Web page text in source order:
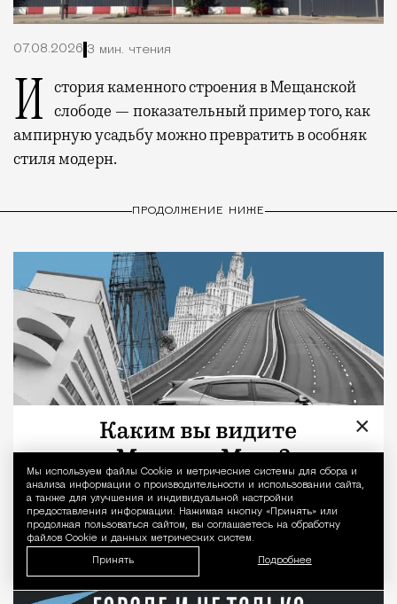
Уведомление
Мы используем файлы Сookie и метрические системы для сбора и
анализа информации о производительности и использовании сайта,
а также для улучшения и индивидуальной настройки
предоставления информации. Нажимая кнопку «Принять» или
продолжая пользоваться сайтом, вы соглашаетесь на обработку
файлов Cookie и данных метрических систем.
Принять Подробнее
07.08.2026 3 мин. чтения
История каменного строения в Мещанской слободе — показательный пример того, как
ампирную усадьбу можно превратить в особняк
стиля модерн.
ПРОДОЛЖЕНИЕ НИЖЕ
×